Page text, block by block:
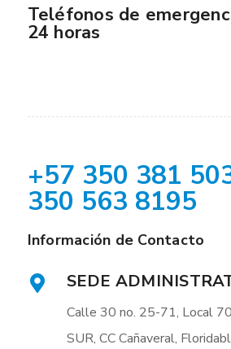
Teléfonos de
24 horas
+57 350 381
350 563 8195
Información de Contacto
SEDE
Calle 30 no. 25-71, Local
SUR, CC Cañaveral,